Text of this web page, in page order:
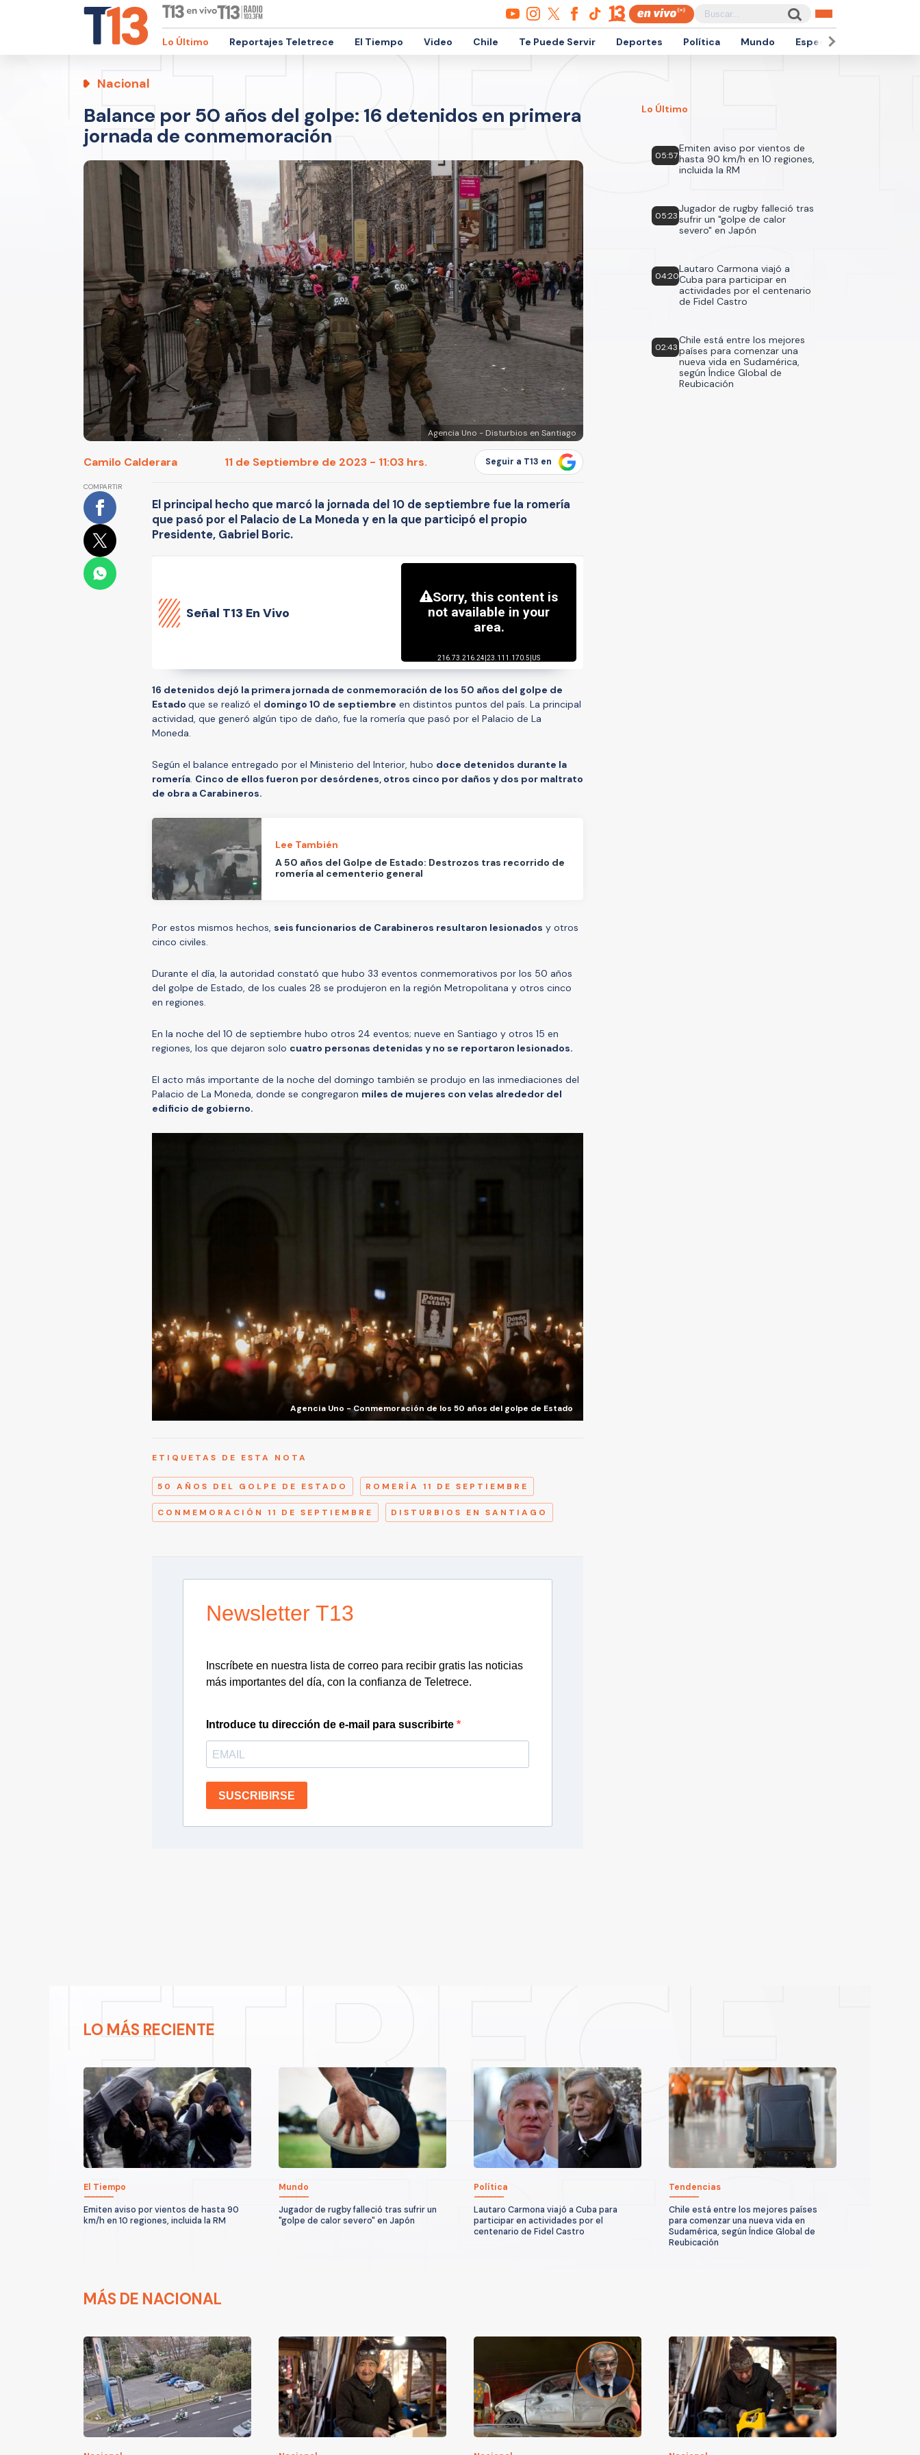
Lo Último Reportajes Teletrece El Tiempo Video Chile Te Puede Servir Deportes Política Mundo Espectáculos
Nacional
Balance por 50 años del golpe: 16 detenidos en primera
jornada de conmemoración
Agencia Uno - Disturbios en Santiago
Camilo Calderara 11 de Septiembre de 2023 - 11:03 hrs. Seguir a T13 en
COMPARTIR
El principal hecho que marcó la jornada del 10 de septiembre fue la romería
que pasó por el Palacio de La Moneda y en la que participó el propio
Presidente, Gabriel Boric.
Señal T13 En Vivo
16 detenidos dejó la primera jornada de conmemoración de los 50 años del golpe de
Estado que se realizó el domingo 10 de septiembre en distintos puntos del país. La principal
actividad, que generó algún tipo de daño, fue la romería que pasó por el Palacio de La
Moneda.
Según el balance entregado por el Ministerio del Interior, hubo doce detenidos durante la
romería. Cinco de ellos fueron por desórdenes, otros cinco por daños y dos por maltrato
de obra a Carabineros.
Lee También
A 50 años del Golpe de Estado: Destrozos tras recorrido de
romería al cementerio general
Por estos mismos hechos, seis funcionarios de Carabineros resultaron lesionados y otros
cinco civiles.
Durante el día, la autoridad constató que hubo 33 eventos conmemorativos por los 50 años
del golpe de Estado, de los cuales 28 se produjeron en la región Metropolitana y otros cinco
en regiones.
En la noche del 10 de septiembre hubo otros 24 eventos; nueve en Santiago y otros 15 en
regiones, los que dejaron solo cuatro personas detenidas y no se reportaron lesionados.
El acto más importante de la noche del domingo también se produjo en las inmediaciones del
Palacio de La Moneda, donde se congregaron miles de mujeres con velas alrededor del
edificio de gobierno.
Agencia Uno - Conmemoración de los 50 años del golpe de Estado
ETIQUETAS DE ESTA NOTA
50 AÑOS DEL GOLPE DE ESTADO ROMERÍA 11 DE SEPTIEMBRE
CONMEMORACIÓN 11 DE SEPTIEMBRE DISTURBIOS EN SANTIAGO
Newsletter T13
Inscríbete en nuestra lista de correo para recibir gratis las noticias
más importantes del día, con la confianza de Teletrece.
Introduce tu dirección de e-mail para suscribirte
SUSCRIBIRSE
Lo Último
05:57
Emiten aviso por vientos de
hasta 90 km/h en 10 regiones,
incluida la RM
05:23
Jugador de rugby falleció tras
sufrir un "golpe de calor
severo" en Japón
04:20
Lautaro Carmona viajó a
Cuba para participar en
actividades por el centenario
de Fidel Castro
02:43
Chile está entre los mejores
países para comenzar una
nueva vida en Sudamérica,
según Índice Global de
Reubicación
LO MÁS RECIENTE
El Tiempo
Emiten aviso por vientos de hasta 90
km/h en 10 regiones, incluida la RM
Mundo
Jugador de rugby falleció tras sufrir un
"golpe de calor severo" en Japón
Política
Lautaro Carmona viajó a Cuba para
participar en actividades por el
centenario de Fidel Castro
Tendencias
Chile está entre los mejores países
para comenzar una nueva vida en
Sudamérica, según Índice Global de
Reubicación
MÁS DE NACIONAL